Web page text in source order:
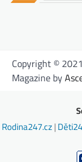
Copyright ©
Magazine by
Rodina247.cz|